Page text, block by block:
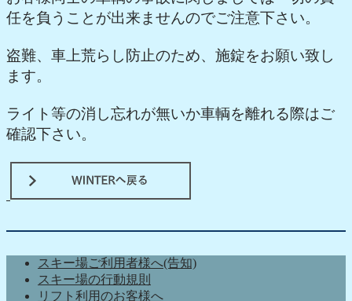
任を負うことが出来ませんのでご注意下さい。
盗難、車上荒らし防止のため、施錠をお願い致し
ます。
ライト等の消し忘れが無いか車輌を離れる際はご
確認下さい。
スキー場ご利用者様へ(告知)
スキー場の行動規則
リフト利用のお客様へ